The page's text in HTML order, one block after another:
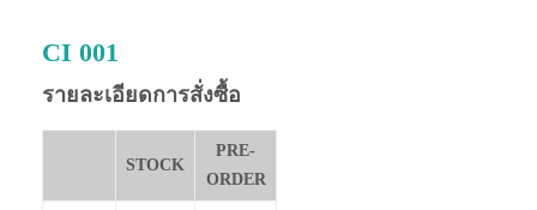
CI 001
รายละเอียดการสั่งซื้อ
STOCK
PRE-
ORDER